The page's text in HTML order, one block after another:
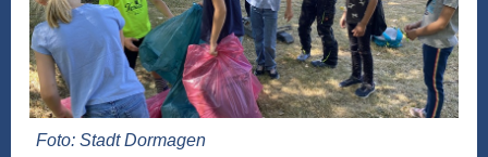
Foto: Stadt Dormagen